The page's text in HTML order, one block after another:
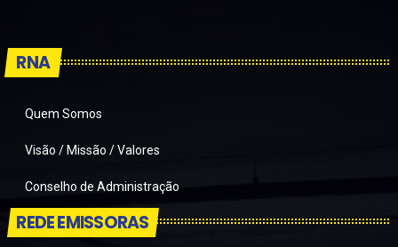
RNA
Quem Somos
Visão / Missão / Valores
Conselho de Administração
REDE EMISSORAS